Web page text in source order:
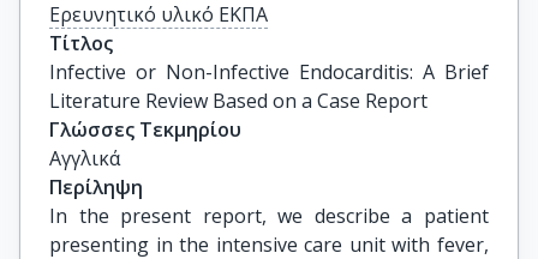
Ερευνητικό υλικό ΕΚΠΑ
Τίτλος
Infective or Non-Infective Endocarditis: A Brief
Literature Review Based on a Case Report
Γλώσσες Τεκμηρίου
Αγγλικά
Περίληψη
In the present report, we describe a patient
presenting in the intensive care unit with fever,